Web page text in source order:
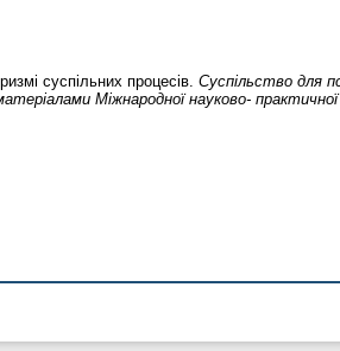
суспільних процесів. Суспільство для
Міжнародної науково-